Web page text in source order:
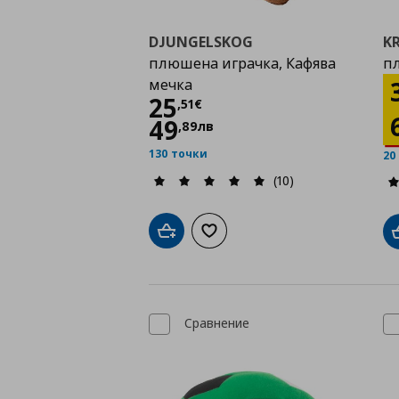
DJUNGELSKOG
плюшена играчка, Кафява
мечка
25,51€
Цена
49,89лв
130 точки
(10)
Добави в кошницата
Добави към списъка с любими
Сравнение